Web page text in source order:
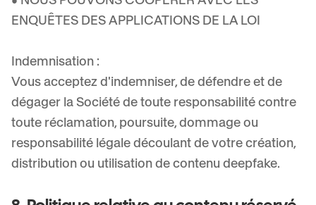
ENQUÊTES DES APPLICATIONS DE LA LOI
Indemnisation :
Vous acceptez d'indemniser, de défendre et de
dégager la Société de toute responsabilité contre
toute réclamation, poursuite, dommage ou
responsabilité légale découlant de votre création,
distribution ou utilisation de contenu deepfake.